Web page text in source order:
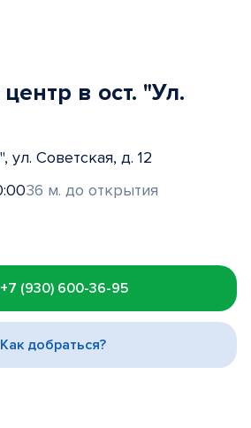
в ост. "Ул.
ул. Советская, д. 12
36 м. до открытия
+7 (930) 600-36-95
Как добраться?